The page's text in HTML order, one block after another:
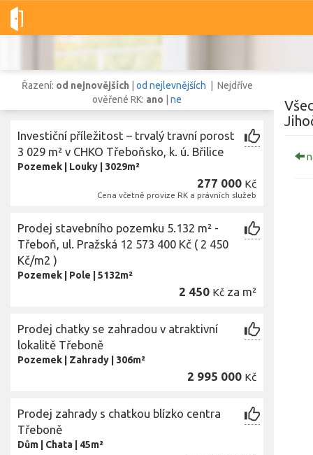
Dobré-nemovitosti.cz obec Třeboň, okres Jindřichův Hradec,
Vše Byty Domy Pozemky
Lokalita
Cena
Řazení: od nejnovějších od nejlevnějších | Nejdříve
ověřené RK: ano ne
Investiční příležitost – trvalý travní porost
3 029 m² v CHKO Třeboňsko, k. ú. Břilice
Pozemek Louky 3029m²
277 000 Kč
Cena včetně provize RK a právních služeb
Prodej stavebního pozemku 5.132 m² -
Třeboň, ul. Pražská 12 573 400 Kč ( 2 450
Kč/m2 )
Pozemek Pole 5132m²
2 450 Kč za m²
Prodej chatky se zahradou v atraktivní
lokalitě Třeboně
Pozemek Zahrady 306m²
2 995 000 Kč
Prodej zahrady s chatkou blízko centra
Třeboně
Dům Chata 45m²